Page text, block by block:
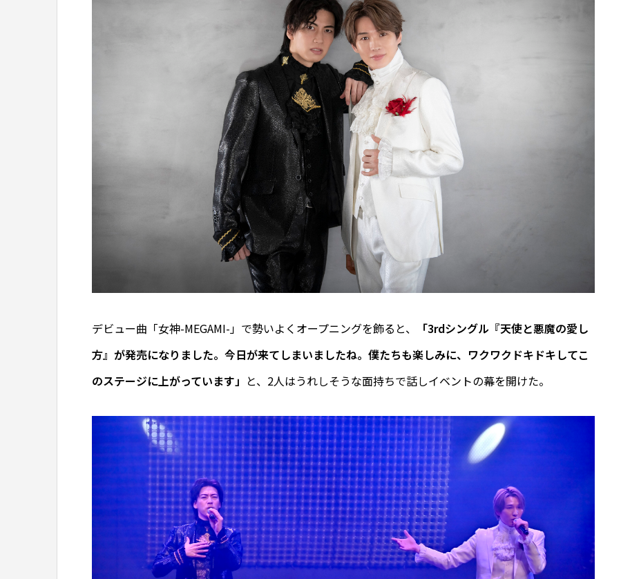
デビュー曲「女神-MEGAMI-」で勢いよくオープニングを飾ると、
「3rdシングル『天使と悪魔の愛し
方』が発売になりました。今日が来てしまいましたね。僕たちも楽しみに、ワクワクドキドキしてこ
のステージに上がっています」 と、2人はうれしそうな面持ちで話しイベントの幕を開けた。